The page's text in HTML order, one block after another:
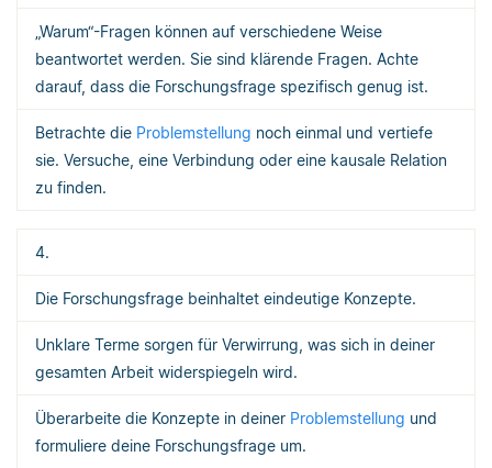
„Warum“-Fragen können auf verschiedene Weise
beantwortet werden. Sie sind klärende Fragen. Achte
darauf, dass die Forschungsfrage spezifisch genug ist.
Betrachte die Problemstellung noch einmal und vertiefe
sie. Versuche, eine Verbindung oder eine kausale Relation
zu finden.
4.
Die Forschungsfrage beinhaltet eindeutige Konzepte.
Unklare Terme sorgen für Verwirrung, was sich in deiner
gesamten Arbeit widerspiegeln wird.
Überarbeite die Konzepte in deiner Problemstellung und
formuliere deine Forschungsfrage um.